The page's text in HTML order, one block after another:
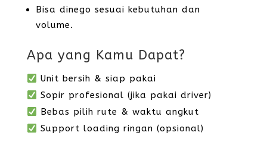
Bisa dinego sesuai kebutuhan dan
volume.
Apa yang Kamu Dapat?
Unit bersih & siap pakai
Sopir profesional (jika pakai driver)
Bebas pilih rute & waktu angkut
Support loading ringan (opsional)